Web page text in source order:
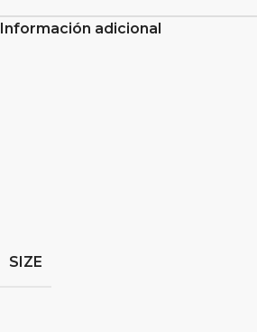
Información adicional
SIZE